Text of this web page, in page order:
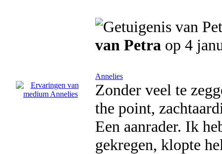
van Petra op 4
Annelies
Zonder veel te
the point,
Een aanrader. Ik
gekregen, klopte